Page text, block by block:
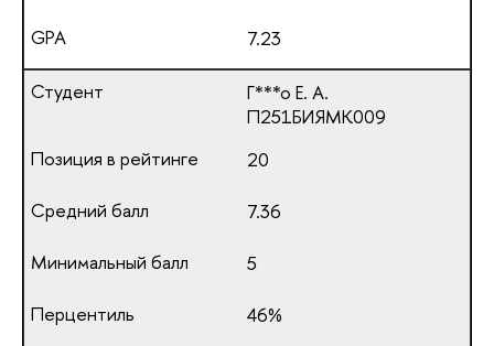
7.23
Г***о Е. А.
П251БИЯМК009
20
7.36
5
46%